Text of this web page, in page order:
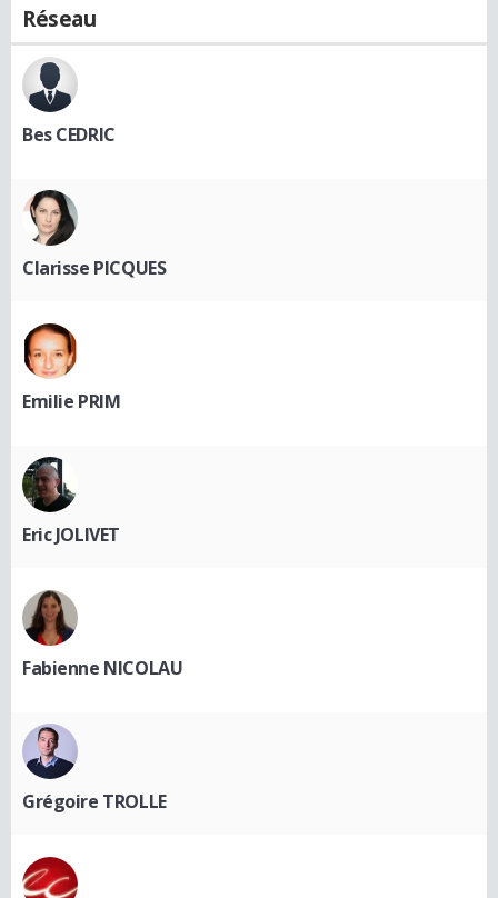
Réseau
Bes CEDRIC
Clarisse PICQUES
Emilie PRIM
Eric JOLIVET
Fabienne NICOLAU
Grégoire TROLLE